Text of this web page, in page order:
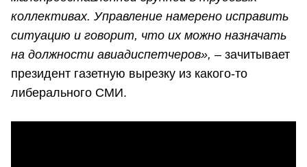
коллективах. Управление намерено исправить
ситуацию и говорит, что их можно назначать
на должности авиадиспетчеров», – зачитывает
президент газетную вырезку из какого-то
либерального СМИ.